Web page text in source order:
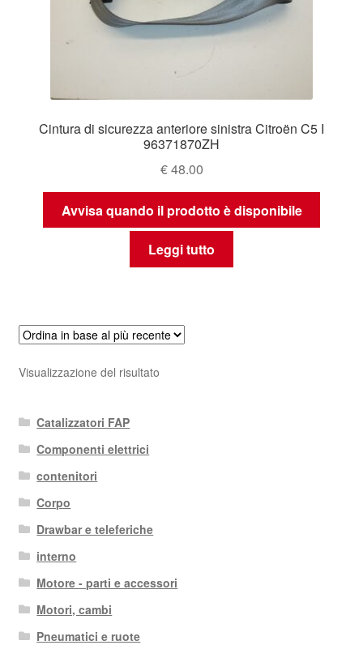
Cintura di sicurezza anteriore sinistra Citroën C5 I
96371870ZH
€48.00
Avvisa quando il prodotto è disponibile
Leggi tutto
Visualizzazione del risultato
Catalizzatori FAP
Componenti elettrici
contenitori
Corpo
Drawbar e teleferiche
interno
Motore - parti e accessori
Motori, cambi
Pneumatici e ruote